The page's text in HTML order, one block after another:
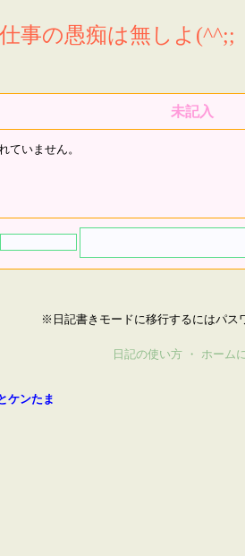
事の愚痴は無しよ(^^;;
未記入
ていません。
※日記書きモードに移行するにはパス
日記の使い方 ・ ホーム
ケンたま